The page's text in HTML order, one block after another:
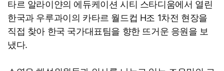
타르 알라이얀의 에듀케이션 시티 스타디움에서 열린
한국과 우루과이의 카타르 월드컵 H조 1차전 현장을
직접 찾아 한국 국가대표팀을 향한 뜨거운 응원을 보
냈다.